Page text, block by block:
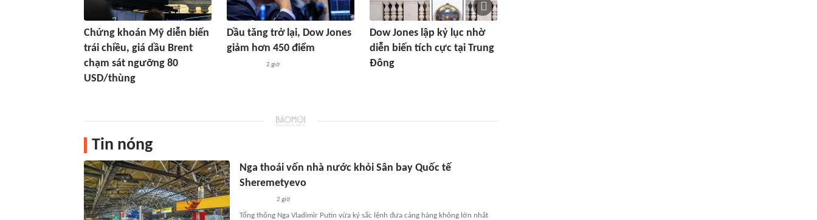
Chứng khoán Mỹ diễn biến
trái chiều, giá dầu Brent
chạm sát ngưỡng 80
USD/thùng
Dầu tăng trở lại, Dow Jones
giảm hơn 450 điểm
2 giờ
Dow Jones lập kỷ lục nhờ
diễn biến tích cực tại Trung
Đông
Tin nóng
Nga thoái vốn nhà nước khỏi Sân bay Quốc tế
Sheremetyevo
2 giờ
Tổng thống Nga Vladimir Putin vừa ký sắc lệnh đưa cảng hàng không lớn nhất